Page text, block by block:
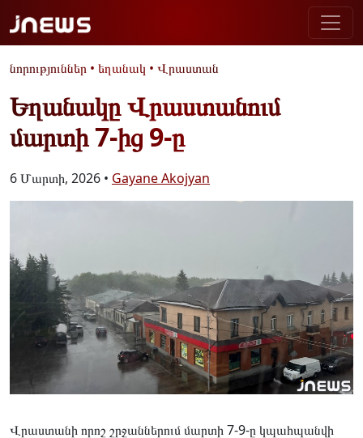
նորություններ • եղանակ • Վրաստան
Եղանակը Վրաստանում
մարտի 7-ից 9-ը
6 Մարտի, 2026 • Gayane Akojyan
Վրաստանի որոշ շրջաններում մարտի 7-9-ը կպահպանվի